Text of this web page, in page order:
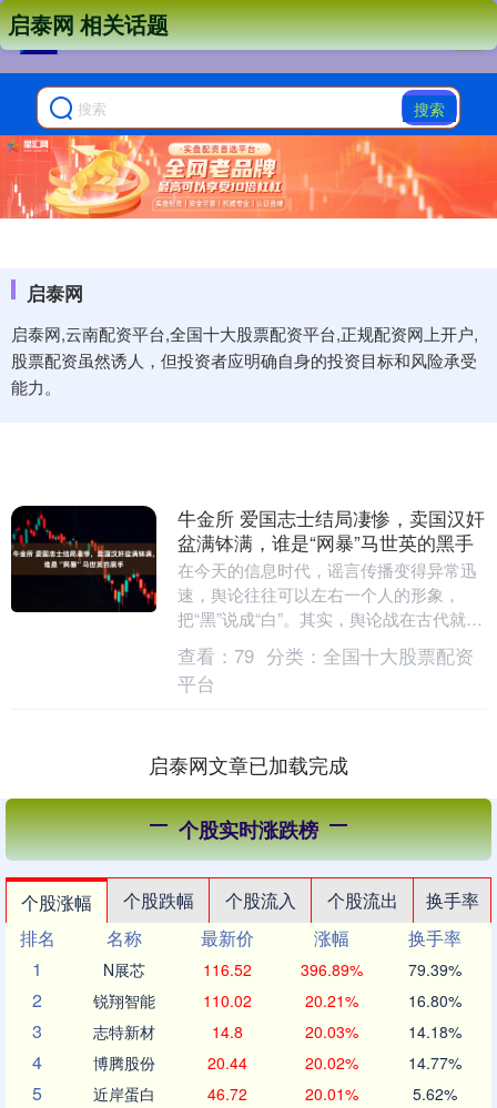
搜索
启泰网
启泰网,云南配资平台,全国十大股票配资平台,正规配资网上开户,
股票配资虽然诱人，但投资者应明确自身的投资目标和风险承受
能力。
启泰网 相关话题
牛金所 爱国志士结局凄惨，卖国汉奸
盆满钵满，谁是“网暴”马世英的黑手
在今天的信息时代，谣言传播变得异常迅
速，舆论往往可以左右一个人的形象，
把“黑”说成“白”。其实，舆论战在古代就已
存在。以弘光朝首辅马士英为例，许多人
认为他主政期....
查看： 79 分类： 全国十大股票配资
平台
启泰网文章已加载完成
个股实时涨跌榜
个股涨幅 个股跌幅 个股流入 个股流出
换手率
排名
名称 最新价 涨幅
换手率
1
N展芯 116.52 396.89% 79.39%
2 锐翔智能 110.02 20.21% 16.80%
3 志特新材 14.8 20.03% 14.18%
4 博腾股份 20.44 20.02% 14.77%
5 近岸蛋白 46.72 20.01% 5.62%